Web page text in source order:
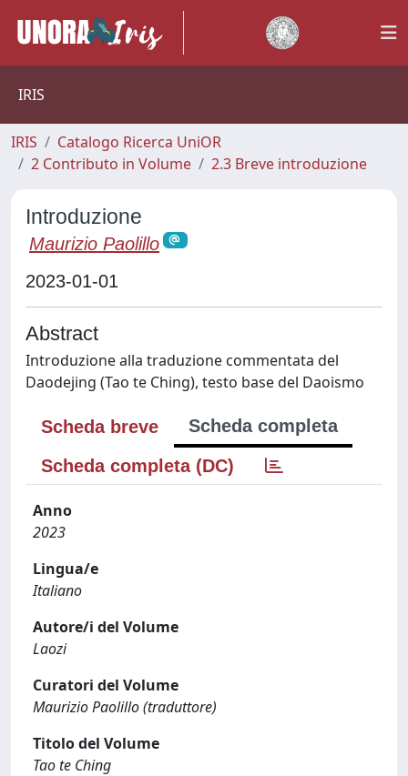
IRIS
IRIS
Catalogo Ricerca UniOR
2 Contributo in Volume
2.3 Breve introduzione
Introduzione
Maurizio Paolillo
2023-01-01
Abstract
Introduzione alla traduzione commentata del
Daodejing (Tao te Ching), testo base del Daoismo
Scheda breve
Scheda completa
Scheda completa (DC)
Anno
2023
Lingua/e
Italiano
Autore/i del Volume
Laozi
Curatori del Volume
Maurizio Paolillo (traduttore)
Titolo del Volume
Tao te Ching